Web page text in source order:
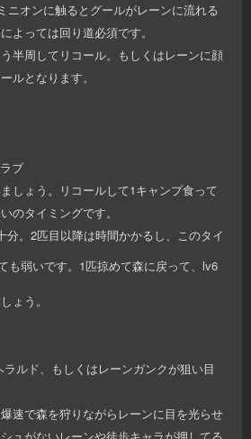
ニオンに触るとグールがレーンに流れる
よっては回り道必須です。
半周してリコール。もしくはレーンに顔
ルとなります。
ブ
しょう。リコールして1キャンプ食って
のタイミングです。
分。2匹目以降は時間かかるし、このタイ
も弱いです。1匹掠めて森に戻って、lv6
ょう。
ルド、もしくはレーンガンクが狙い目
速で森を狩りながらレーンに目を光らせ